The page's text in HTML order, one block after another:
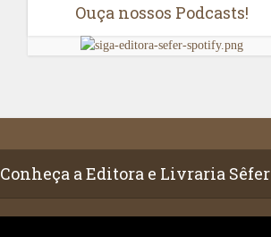
Ouça nossos Podcasts!
Conheça a Editora e Livraria Sêfer